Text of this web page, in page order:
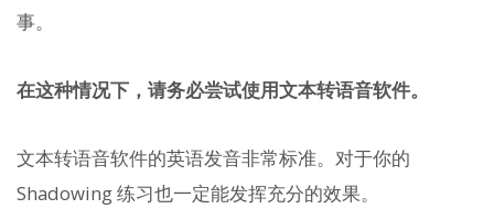
事。
在这种情况下，请务必尝试使用文本转语音软件。
文本转语音软件的英语发音非常标准。对于你的
Shadowing 练习也一定能发挥充分的效果。